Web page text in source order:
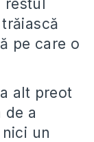
pe care o
alt preot
de a
un